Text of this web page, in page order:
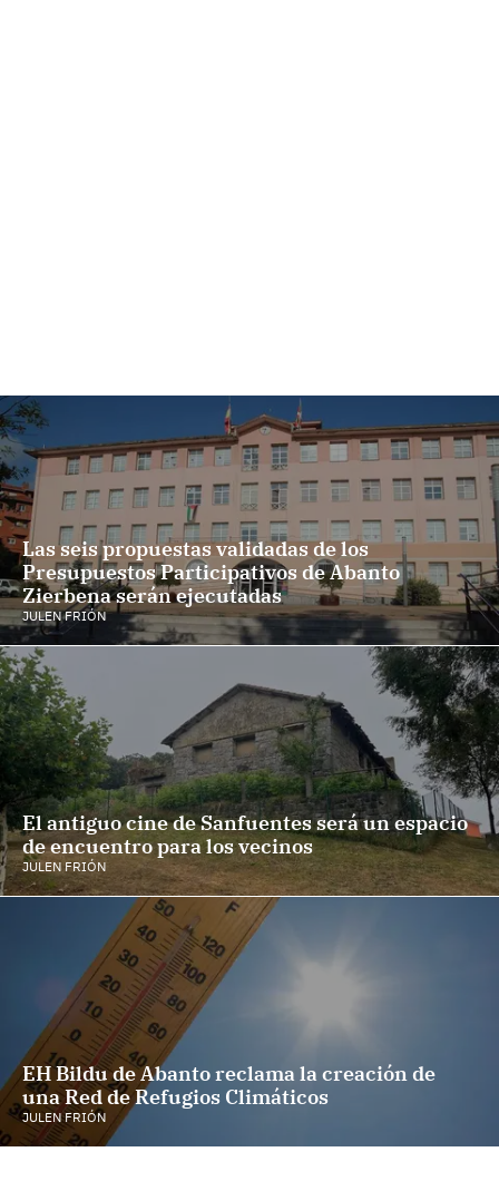
Las seis propuestas validadas de los
Presupuestos Participativos de Abanto
Zierbena serán ejecutadas
JULEN FRIÓN
El antiguo cine de Sanfuentes será un espacio
de encuentro para los vecinos
JULEN FRIÓN
EH Bildu de Abanto reclama la creación de
una Red de Refugios Climáticos
JULEN FRIÓN